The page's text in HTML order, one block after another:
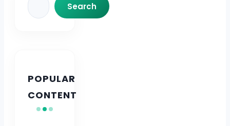
Search
Search
POPULAR
CONTENT